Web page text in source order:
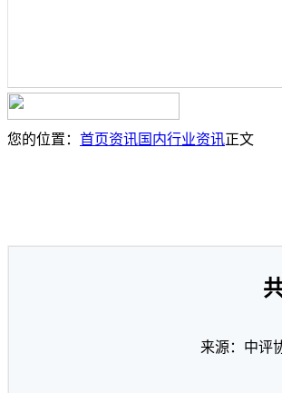
您的位置： 首页资讯国内行业资讯正文
来源：中评